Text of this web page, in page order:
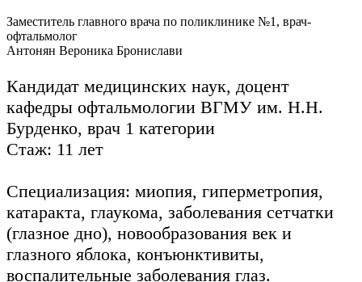
Заместитель главного врача по поликлинике №1, врач-
офтальмолог
Антонян Вероника Бронислави
Кандидат медицинских наук, доцент
кафедры офтальмологии ВГМУ им. Н.Н.
Бурденко, врач 1 категории
Стаж: 11 лет
Специализация: миопия, гиперметропия,
катаракта, глаукома, заболевания сетчатки
(глазное дно), новообразования век и
глазного яблока, конъюнктивиты,
воспалительные заболевания глаз.